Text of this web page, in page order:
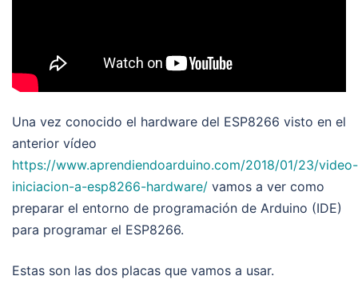
Una vez conocido el hardware del ESP8266 visto en el
anterior vídeo
https://www.aprendiendoarduino.com/2018/01/23/video-
iniciacion-a-esp8266-hardware/ vamos a ver como
preparar el entorno de programación de Arduino (IDE)
para programar el ESP8266.
Estas son las dos placas que vamos a usar.